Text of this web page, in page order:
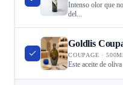
Intenso olor que
del...
Goldlis
COUPAGE ·
Este aceite de